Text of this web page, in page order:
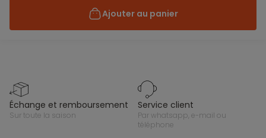
Ajouter au panier
échange et remboursement
sur toute la saison
service client
par whatsapp, e-mail ou
téléphone